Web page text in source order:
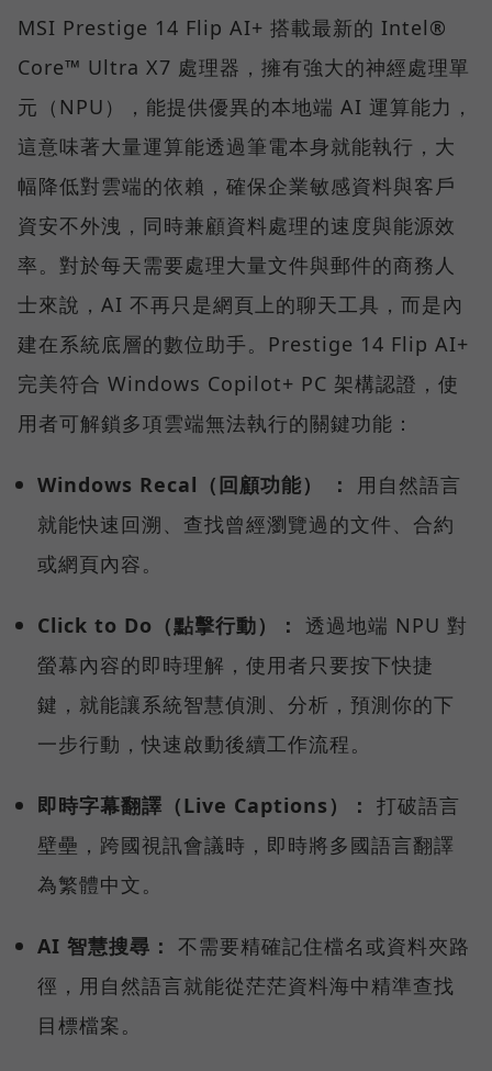
MSI Prestige 14 Flip AI+ 搭載最新的 Intel®
Core™ Ultra X7 處理器，擁有強大的神經處理單
元（NPU），能提供優異的本地端 AI 運算能力，
這意味著大量運算能透過筆電本身就能執行，大
幅降低對雲端的依賴，確保企業敏感資料與客戶
資安不外洩，同時兼顧資料處理的速度與能源效
率。對於每天需要處理大量文件與郵件的商務人
士來說，AI 不再只是網頁上的聊天工具，而是內
建在系統底層的數位助手。Prestige 14 Flip AI+
完美符合 Windows Copilot+ PC 架構認證，使
用者可解鎖多項雲端無法執行的關鍵功能：
Windows Recal（回顧功能） ：
用自然語言
就能快速回溯、查找曾經瀏覽過的文件、合約
或網頁內容。
Click to Do（點擊行動）： 透過地端 NPU 對
螢幕內容的即時理解，使用者只要按下快捷
鍵，就能讓系統智慧偵測、分析，預測你的下
一步行動，快速啟動後續工作流程。
即時字幕翻譯（Live Captions）： 打破語言
壁壘，跨國視訊會議時，即時將多國語言翻譯
為繁體中文。
AI 智慧搜尋： 不需要精確記住檔名或資料夾路
徑，用自然語言就能從茫茫資料海中精準查找
目標檔案。